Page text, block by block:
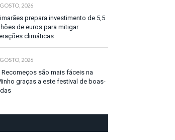
2026
prepara investimento de 5,5
de euros para mitigar
climáticas
2026
Recomeços são mais fáceis na
graças a este festival de boas-